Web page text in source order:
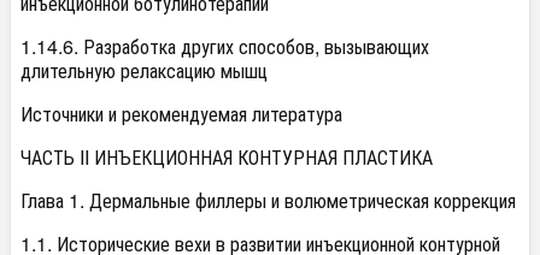
1.14.6. Разработка других способов, вызывающих
длительную релаксацию мышц
Источники и рекомендуемая литература
ЧАСТЬ II ИНЪЕКЦИОННАЯ КОНТУРНАЯ ПЛАСТИКА
Глава 1. Дермальные филлеры и волюметрическая коррекция
1.1. Исторические вехи в развитии инъекционной контурной